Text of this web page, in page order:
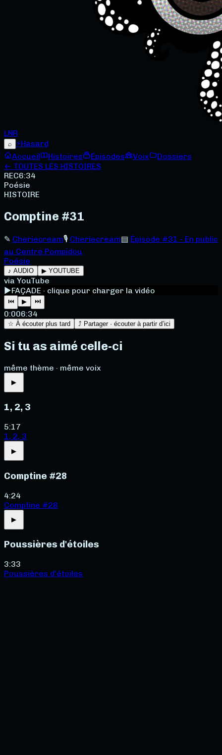
LNR
⌕ ⚡Hasard
Accueil
Histoires Épisodes Voix
Dossiers
← TOUTES LES HISTOIRES
REC6:34
Poésie
HISTOIRE
Comptine #31
✎ Cheriecream🎙 Cheriecream▤ Épisode #31 - En public
au Centre Pompidou
Poésie
♪ AUDIO ▶ YOUTUBE
via YouTube
▶FAÇADE · clique pour charger la vidéo
⏮ ▶ ⏭
0:006:34
☆ À écouter plus tard ⤴ Partager · écouter à partir d’ici
Si tu as aimé celle-ci
même thème · même voix
▶
1, 2, 3
5:17
1, 2, 3
▶
Comptine #28
4:24
Comptine #28
▶
Poussières d'étoiles
3:33
Poussières d'étoiles